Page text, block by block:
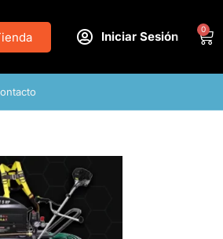
Iniciar Sesión
0